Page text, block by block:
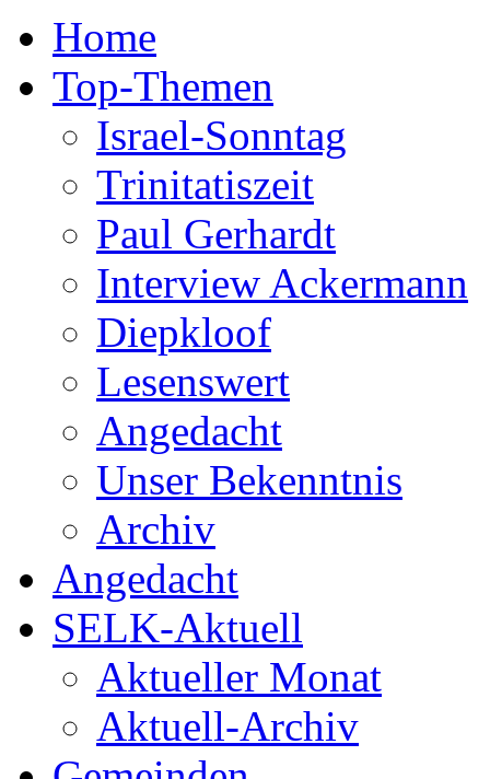
Home
Top-Themen
Israel-Sonntag
Trinitatiszeit
Paul Gerhardt
Interview Ackermann
Diepkloof
Lesenswert
Angedacht
Unser Bekenntnis
Archiv
Angedacht
SELK-Aktuell
Aktueller Monat
Aktuell-Archiv